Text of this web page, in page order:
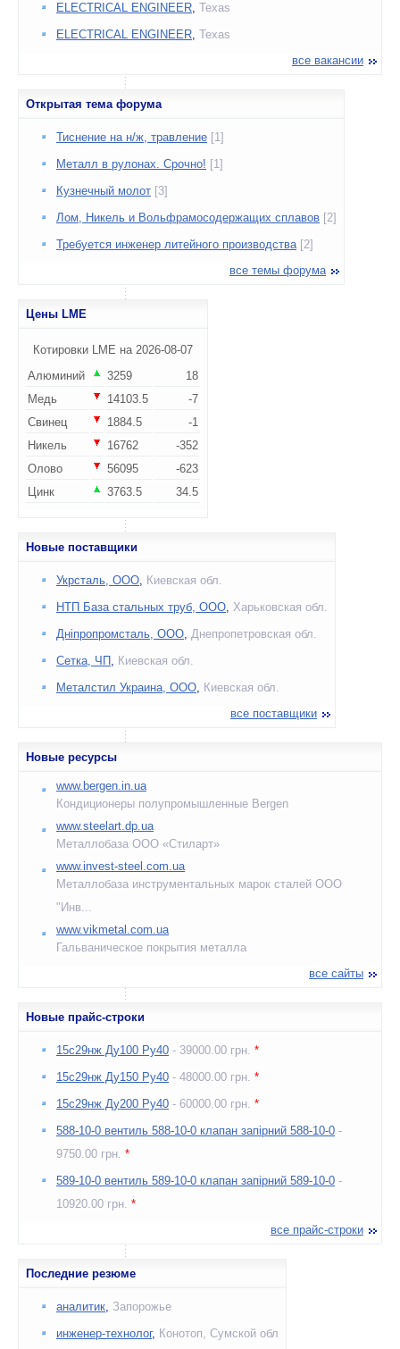
ELECTRICAL ENGINEER, Texas
ELECTRICAL ENGINEER, Texas
все вакансии
Открытая тема форума
Тиснение на н/ж, травление [1]
Металл в рулонах. Срочно! [1]
Кузнечный молот [3]
Лом, Никель и Вольфрамосодержащих сплавов [2]
Требуется инженер литейного производства [2]
все темы форума
Цены LME
Котировки LME на 2026-08-07
Алюминий
3259
18
Медь
14103.5
-7
Свинец
1884.5
-1
Никель
16762
-352
Олово
56095
-623
Цинк
3763.5 34.5
Новые поставщики
Укрсталь, ООО, Киевская обл.
НТП База стальных труб, ООО, Харьковская обл.
Дніпропромсталь, ООО, Днепропетровская обл.
Сетка, ЧП , Киевская обл.
Металстил Украина, ООО, Киевская обл.
все поставщики
Новые ресурсы
www.bergen.in.ua
Кондиционеры полупромышленные Bergen
www.steelart.dp.ua
Металлобаза ООО «Стиларт»
www.invest-steel.com.ua
Металлобаза инструментальных марок сталей ООО
"Инв...
www.vikmetal.com.ua
Гальваническое покрытия металла
все сайты
Новые прайс-строки
15с29нж Ду100 Ру40 - 39000.00 грн. *
15с29нж Ду150 Ру40 - 48000.00 грн. *
15с29нж Ду200 Ру40 - 60000.00 грн. *
588-10-0 вентиль 588-10-0 клапан запірний 588-10-0 -
9750.00 грн. *
589-10-0 вентиль 589-10-0 клапан запірний 589-10-0 -
10920.00 грн. *
все прайс-строки
Последние резюме
аналитик, Запорожье
инженер-технолог, Конотоп, Сумской обл